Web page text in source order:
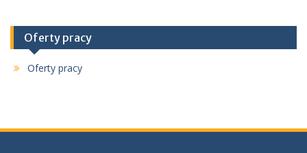
Oferty pracy
Oferty pracy